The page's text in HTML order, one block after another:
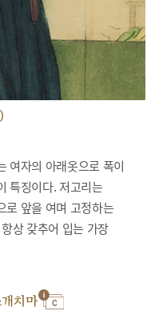
여자의 아래옷으로 폭이
특징이다. 저고리는
로 앞을 여며 고정하는
상 갖추어 입는 가장
치마